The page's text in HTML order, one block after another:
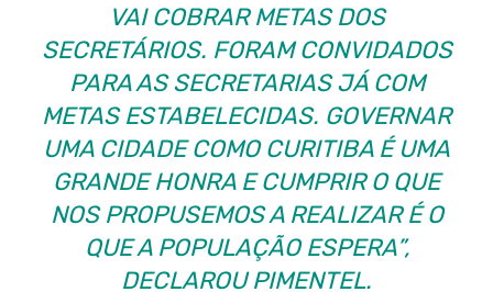
VAI COBRAR METAS DOS
SECRETÁRIOS. FORAM CONVIDADOS
PARA AS SECRETARIAS JÁ COM
METAS ESTABELECIDAS. GOVERNAR
UMA CIDADE COMO CURITIBA É UMA
GRANDE HONRA E CUMPRIR O QUE
NOS PROPUSEMOS A REALIZAR É O
QUE A POPULAÇÃO ESPERA”,
DECLAROU PIMENTEL.